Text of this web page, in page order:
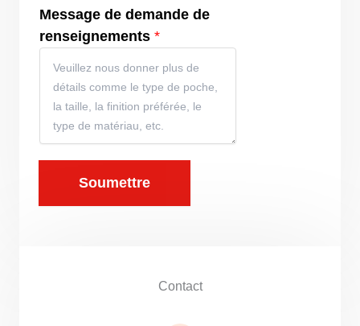
Message de demande de
renseignements *
Soumettre
Contact